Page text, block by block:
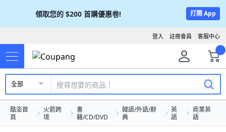
領取您的 $200 首購優惠卷! 打開 App
客服中心
註冊會員
登入
全部
酷澎首
頁
火箭跨
境
書
籍/CD/DVD
韓語/外語/辭
典
英
語
商業英
語